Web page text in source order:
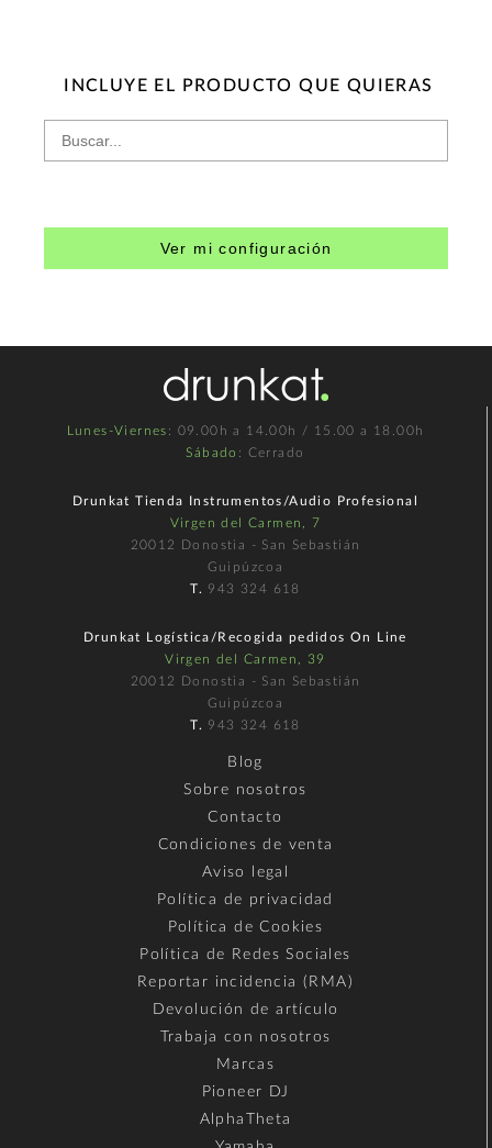
INCLUYE EL PRODUCTO QUE QUIERAS
Ver mi configuración
Lunes-Viernes : 09.00h a 14.00h / 15.00 a 18.00h
Sábado : Cerrado
Drunkat Tienda Instrumentos/Audio Profesional
Virgen del Carmen, 7
20012 Donostia - San Sebastián
Guipúzcoa
T. 943 324 618
Drunkat Logística/Recogida pedidos On Line
Virgen del Carmen, 39
20012 Donostia - San Sebastián
Guipúzcoa
T. 943 324 618
Blog
Sobre nosotros
Contacto
Condiciones de venta
Aviso legal
Política de privacidad
Política de Cookies
Política de Redes Sociales
Reportar incidencia (RMA)
Devolución de artículo
Trabaja con nosotros
Marcas
Pioneer DJ
AlphaTheta